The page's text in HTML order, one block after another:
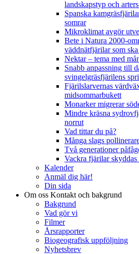
landskapstyp och
Spanska
somrar
Mikroklimat avgör
Bete i Natura 2000-
väddnätfjärilar som
Nektar – tema med
Snabb anpassning till
svingelgräsfjärilens
Fjärilslarvernas
midsommarbukett
Monarker migrerar
Mindre kräsna
norrut
Vad tittar du på?
Många slags
Två generationer
Vackra fjärilar
Kalender
Anmäl dig här!
Din sida
Om oss Kontakt och bakgrund
Bakgrund
Vad gör vi
Filmer
Årsrapporter
Biogeografisk uppföljning
Nyhetsbrev